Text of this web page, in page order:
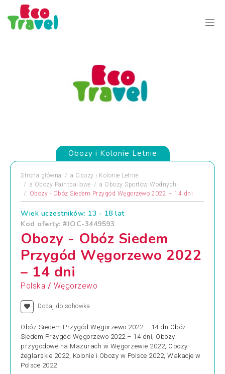
Obozy i Kolonie Letnie
Strona główna a Obozy i Kolonie Letnie
a Obozy Paintballowe a Obozy Sportów Wodnych
Obozy - Obóz Siedem Przygód Węgorzewo 2022 – 14 dni
Wiek uczestników: 13 - 18 lat
Kod oferty: #JOC-3449593
Obozy - Obóz Siedem
Przygód Węgorzewo 2022
– 14 dni
Polska / Węgorzewo
Dodaj do schowka
Obóz Siedem Przygód Węgorzewo 2022 – 14 dniObóz
Siedem Przygód Węgorzewo 2022 – 14 dni, Obozy
przygodowe na Mazurach w Węgorzewie 2022, Obozy
żeglarskie 2022, Kolonie i Obozy w Polsce 2022, Wakacje w
Polsce 2022